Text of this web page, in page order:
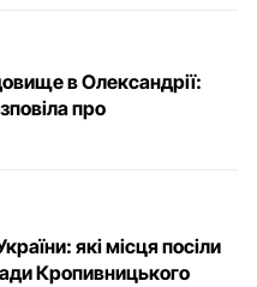
в Олександрії:
про
які місця посіли
Кропивницького